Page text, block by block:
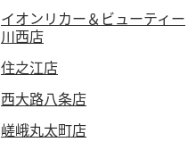
イオンリカー＆ビューティー
川西店
住之江店
西大路八条店
嵯峨丸太町店